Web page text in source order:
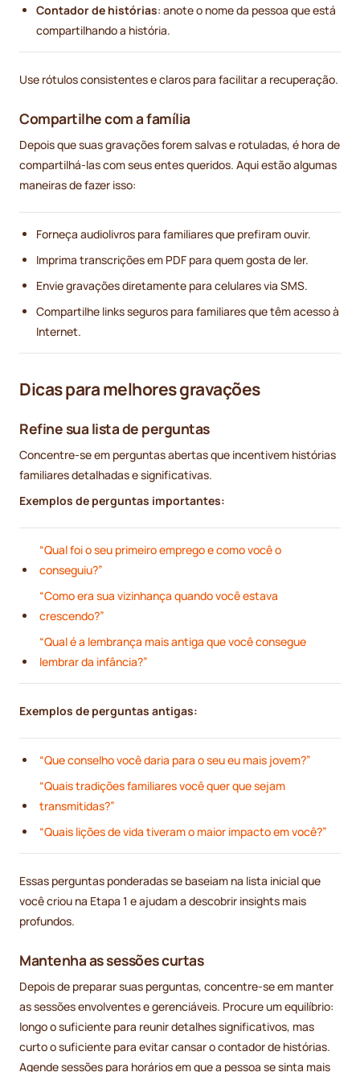
Contador de histórias: anote o nome da pessoa que está
compartilhando a história.
Use rótulos consistentes e claros para facilitar a recuperação.
Compartilhe com a família
Depois que suas gravações forem salvas e rotuladas, é hora de
compartilhá-las com seus entes queridos. Aqui estão algumas
maneiras de fazer isso:
Forneça audiolivros para familiares que prefiram ouvir.
Imprima transcrições em PDF para quem gosta de ler.
Envie gravações diretamente para celulares via SMS.
Compartilhe links seguros para familiares que têm acesso à
Internet.
Dicas para melhores gravações
Refine sua lista de perguntas
Concentre-se em perguntas abertas que incentivem histórias
familiares detalhadas e significativas.
Exemplos de perguntas importantes:
“Qual foi o seu primeiro emprego e como você o
conseguiu?”
“Como era sua vizinhança quando você estava
crescendo?”
“Qual é a lembrança mais antiga que você consegue
lembrar da infância?”
Exemplos de perguntas antigas:
“Que conselho você daria para o seu eu mais jovem?”
“Quais tradições familiares você quer que sejam
transmitidas?”
“Quais lições de vida tiveram o maior impacto em você?”
Essas perguntas ponderadas se baseiam na lista inicial que
você criou na Etapa 1 e ajudam a descobrir insights mais
profundos.
Mantenha as sessões curtas
Depois de preparar suas perguntas, concentre-se em manter
as sessões envolventes e gerenciáveis. Procure um equilíbrio:
longo o suficiente para reunir detalhes significativos, mas
curto o suficiente para evitar cansar o contador de histórias.
Agende sessões para horários em que a pessoa se sinta mais